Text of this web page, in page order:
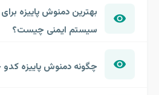
بهترین دمنوش پاییزه
سیستم ایمنی چیست؟
چگونه دمنوش پاییزه کدو